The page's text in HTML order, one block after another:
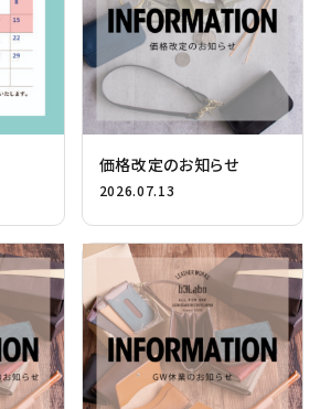
価格改定のお知らせ
2026.07.13